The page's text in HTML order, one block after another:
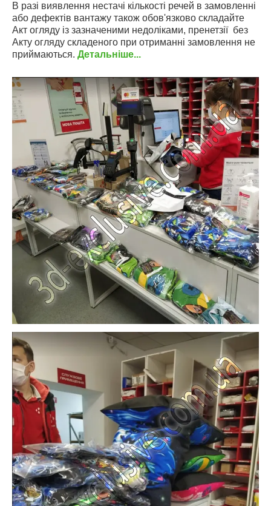
В разі виявлення нестачі кількості речей в замовленні
або дефектів вантажу також обов'язково складайте
Акт огляду із зазначеними недоліками, пренетзії без
Акту огляду складеного при отриманні замовлення не
приймаються. Детальніше...